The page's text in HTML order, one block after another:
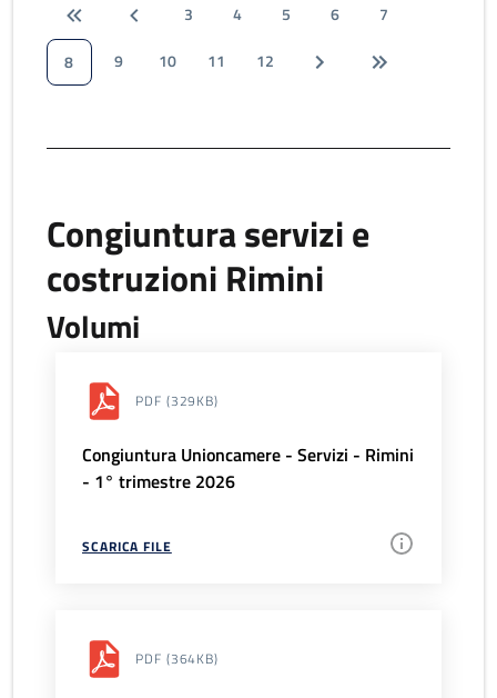
3 4 5 6
7
8
9 10 11 12
Congiuntura servizi e
costruzioni Rimini
Volumi
PDF (329KB)
Congiuntura Unioncamere - Servizi - Rimini
- 1° trimestre 2026
SCARICA FILE
PDF (364KB)